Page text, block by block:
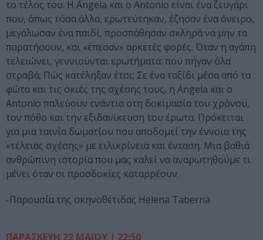
το τέλος του. Η Ángela και ο Antonio είναι ένα ζευγάρι
που, όπως τόσα άλλα, ερωτεύτηκαν, έζησαν ένα όνειρο,
μεγάλωσαν ένα παιδί, προσπάθησαν σκληρά να μην τα
παρατήσουν, και «έπεσαν» αρκετές φορές. Όταν η αγάπη
τελειώνει, γεννιούνται ερωτήματα: πού πήγαν όλα
στραβά; Πώς κατέληξαν έτσι; Σε ένα ταξίδι μέσα από τα
φώτα και τις σκιές της σχέσης τους, η Ángela και ο
Antonio παλεύουν ενάντια στη δοκιμασία του χρόνου,
τον πόθο και την εξιδανίκευση του έρωτα. Πρόκειται
για μια ταινία δωματίου που αποδομεί την έννοια της
«τέλειας σχέσης» με ειλικρίνεια και ένταση. Μια βαθιά
ανθρώπινη ιστορία που μας καλεί να αναρωτηθούμε τι
μένει όταν οι προσδοκίες καταρρέουν.
-Παρουσία της σκηνοθέτιδας Helena Taberna
ΠΑΡΑΣΚΕΥΗ 22 ΜΑΪΟΥ | 22:50